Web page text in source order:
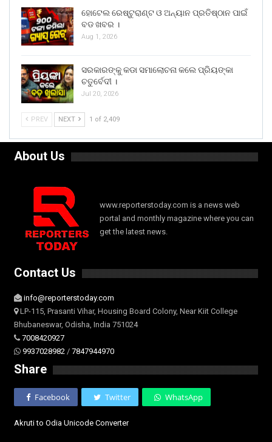
ହୋଟେଲ ରେଷ୍ଟୁରାଣ୍ଟ ଓ ଅନ୍ୟାନ ପ୍ରତିଷ୍ଠାନ ପାଇଁ
ବଡ ଖବର ।
Aug 1, 2026
ସରକାରଙ୍କୁ କଡା ସମାଲୋଚନା କଲେ ପ୍ରିୟଙ୍କା
ଚତୁର୍ବେଦୀ ।
Jul 20, 2026
PREV NEXT 1 of 2,409
About Us
www.reporterstoday.com is a news web
portal and monthly magazine where you can
get the latest news.
Contact Us
info@reporterstoday.com
LP-115, Prasanti Vihar, Housing Board Colony, Near Kiit College
Bhubaneswar, Odisha, India 751024
7008420927
9937028982 / 7847944970
Share
Facebook Twitter WhatsApp
Akruti to Odia Unicode Converter